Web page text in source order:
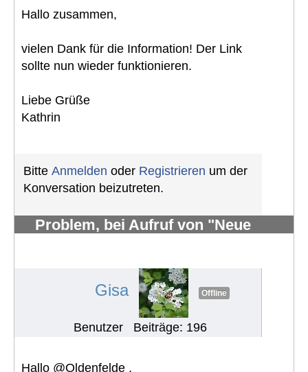
Hallo zusammen,
vielen Dank für die Information! Der Link
sollte nun wieder funktionieren.
Liebe Grüße
Kathrin
Bitte Anmelden oder Registrieren um der
Konversation beizutreten.
Problem, bei Aufruf von "Neue
Gisa Offline
Benutzer Beiträge: 196
Hallo @Oldenfelde ,